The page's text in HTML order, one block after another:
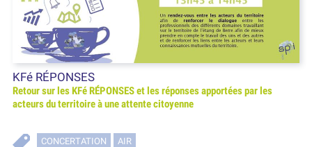
KFé RÉPONSES
Retour sur les KFé RÉPONSES et les réponses apportées par les
acteurs du territoire à une attente citoyenne
CONCERTATION AIR